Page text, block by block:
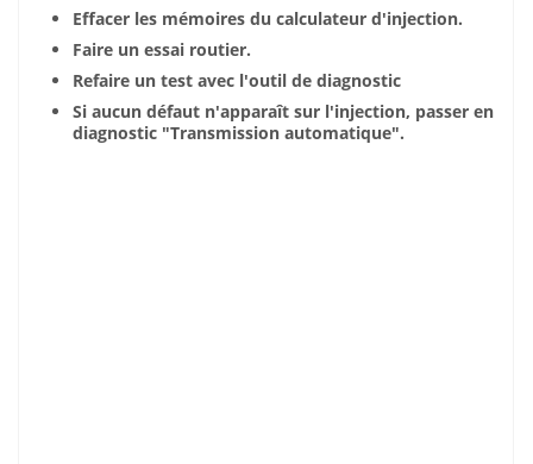
Effacer les mémoires du calculateur d'injection.
Faire un essai routier.
Refaire un test avec l'outil de diagnostic
Si aucun défaut n'apparaît sur l'injection, passer en
diagnostic "Transmission automatique".